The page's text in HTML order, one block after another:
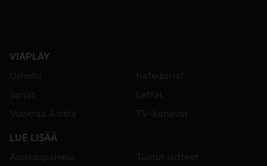
VIAPLAY
Urheilu
Kategoriat
Sarjat
Leffat
Vuokraa & osta
TV-kanavat
LUE LISÄÄ
Asiakaspalvelu
Tuetut laitteet